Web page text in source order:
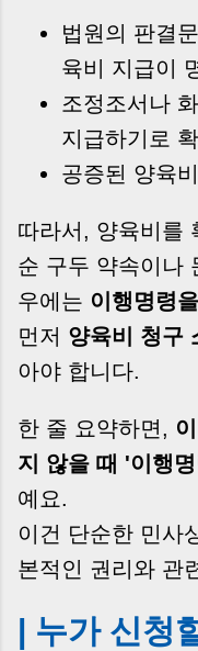
법원의 판결
육비 지급이
조정조서나
지급하기로
공증된 양육
따라서, 양육비를
순 구두 약속이나
우에는 이행명령
먼저 양육비 청구
아야 합니다.
한 줄 요약하면,
지 않을 때 '이행
예요.
이건 단순한 민사
본적인 권리와 관
| 누가 신청